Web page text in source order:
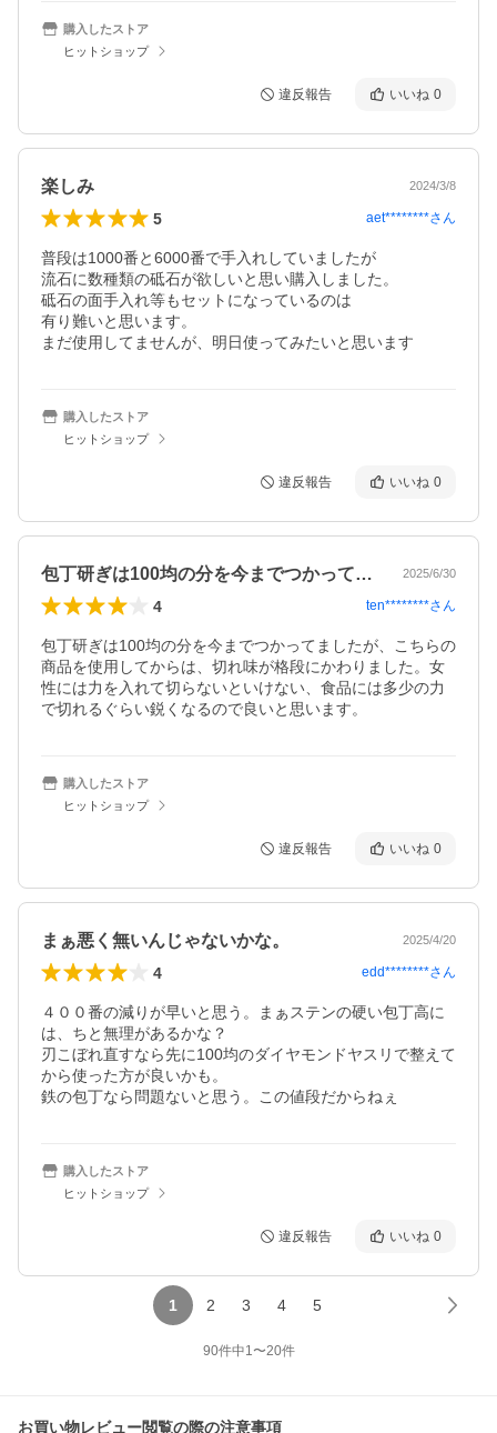
購入したストア
ヒットショップ
違反報告 いいね 0
楽しみ 2024/3/8
5 aet********さん
普段は1000番と6000番で手入れしていましたが
流石に数種類の砥石が欲しいと思い購入しました。
砥石の面手入れ等もセットになっているのは
有り難いと思います。
まだ使用してませんが、明日使ってみたいと思います
購入したストア
ヒットショップ
違反報告 いいね 0
包丁研ぎは100均の分を今までつかって… 2025/6/30
4 ten********さん
包丁研ぎは100均の分を今までつかってましたが、こちらの
商品を使用してからは、切れ味が格段にかわりました。女
性には力を入れて切らないといけない、食品には多少の力
で切れるぐらい鋭くなるので良いと思います。
購入したストア
ヒットショップ
違反報告 いいね 0
まぁ悪く無いんじゃないかな。 2025/4/20
4 edd********さん
４００番の減りが早いと思う。まぁステンの硬い包丁高に
は、ちと無理があるかな？
刃こぼれ直すなら先に100均のダイヤモンドヤスリで整えて
から使った方が良いかも。
鉄の包丁なら問題ないと思う。この値段だからねぇ
購入したストア
ヒットショップ
違反報告 いいね 0
1 2 3 4 5
90件中1〜20件
お買い物レビュー閲覧の際の注意事項